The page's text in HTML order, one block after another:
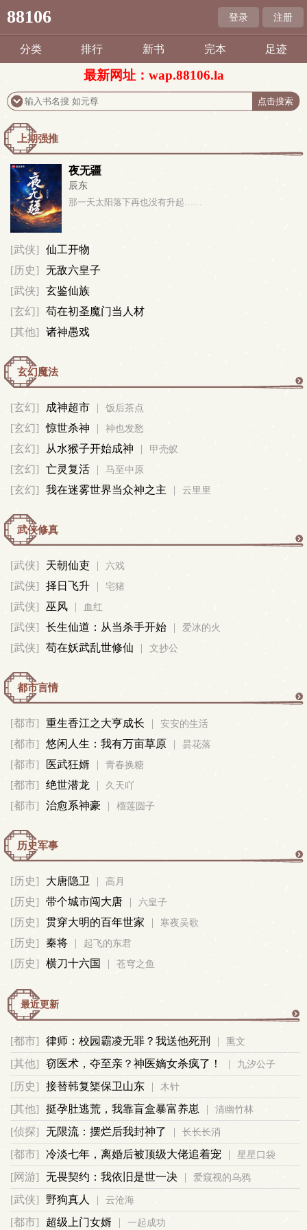
88106 登录 注册
分类 排行 新书 完本 足迹
最新网址：wap.88106.la
上期强推
夜无疆
辰东
那一天太阳落下再也没有升起……
[武侠]
仙工开物
[历史]
无敌六皇子
[武侠]
玄鉴仙族
[玄幻]
苟在初圣魔门当人材
[其他]
诸神愚戏
玄幻魔法
[玄幻] 成神超市 | 饭后茶点
[玄幻] 惊世杀神 | 神也发愁
[玄幻] 从水猴子开始成神 | 甲壳蚁
[玄幻] 亡灵复活 | 马至中原
[玄幻] 我在迷雾世界当众神之主 | 云里里
武侠修真
[武侠] 天朝仙吏 | 六戏
[武侠] 择日飞升 | 宅猪
[武侠] 巫风 | 血红
[武侠] 长生仙道：从当杀手开始 | 爱冰的火
[武侠] 苟在妖武乱世修仙 | 文抄公
都市言情
[都市] 重生香江之大亨成长 | 安安的生活
[都市] 悠闲人生：我有万亩草原 | 昙花落
[都市] 医武狂婿 | 青春换糖
[都市] 绝世潜龙 | 久天吖
[都市] 治愈系神豪 | 榴莲圆子
历史军事
[历史] 大唐隐卫 | 高月
[历史] 带个城市闯大唐 | 六皇子
[历史] 贯穿大明的百年世家 | 寒夜吴歌
[历史] 秦将 | 起飞的东君
[历史] 横刀十六国 | 苍穹之鱼
最近更新
[都市] 律师：校园霸凌无罪？我送他死刑 | 熏文
[其他] 窃医术，夺至亲？神医嫡女杀疯了！ | 九汐公子
[历史] 接替韩复榘保卫山东 | 木针
[其他] 挺孕肚逃荒，我靠盲盒暴富养崽 | 清幽竹林
[侦探] 无限流：摆烂后我封神了 | 长长长消
[都市] 冷淡七年，离婚后被顶级大佬追着宠 | 星星口袋
[网游] 无畏契约：我依旧是世一决 | 爱窥视的乌鸦
[武侠] 野狗真人 | 云沧海
[都市] 超级上门女婿 | 一起成功